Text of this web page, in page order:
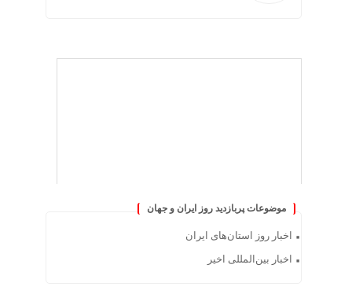
موضوعات پربازدید روز ایران و جهان
اخبار روز استان‌های ایران
اخبار بین‌المللی اخیر